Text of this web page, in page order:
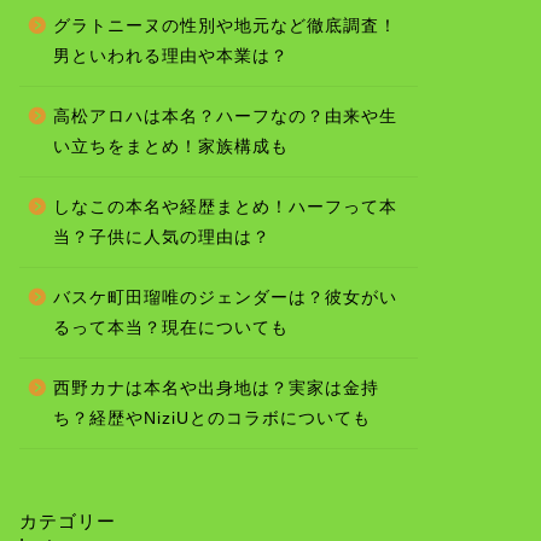
グラトニーヌの性別や地元など徹底調査！
男といわれる理由や本業は？
高松アロハは本名？ハーフなの？由来や生
い立ちをまとめ！家族構成も
しなこの本名や経歴まとめ！ハーフって本
当？子供に人気の理由は？
バスケ町田瑠唯のジェンダーは？彼女がい
るって本当？現在についても
西野カナは本名や出身地は？実家は金持
ち？経歴やNiziUとのコラボについても
カテゴリー